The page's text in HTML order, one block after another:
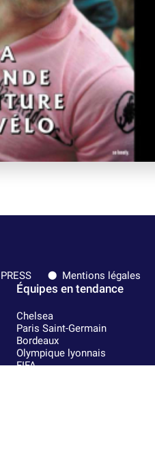
Mentions légales
Équipes en tendance
Chelsea
Paris Saint-Germain
Bordeaux
Olympique lyonnais
FIFA